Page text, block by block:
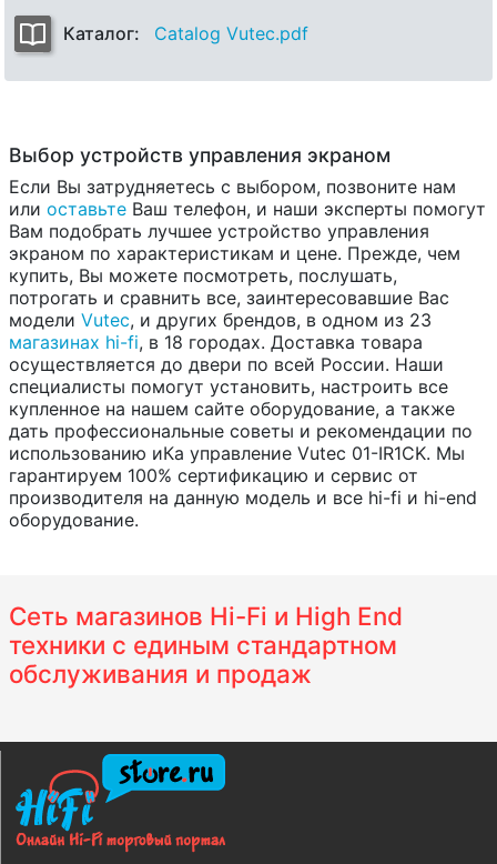
Каталог: Catalog Vutec.pdf
Выбор устройств управления экраном
Если Вы затрудняетесь с выбором, позвоните нам
или оставьте Ваш телефон, и наши эксперты помогут
Вам подобрать лучшее устройство управления
экраном по характеристикам и цене. Прежде, чем
купить, Вы можете посмотреть, послушать,
потрогать и сравнить все, заинтересовавшие Вас
модели Vutec, и других брендов, в одном из 23
магазинах hi-fi, в 18 городах. Доставка товара
осуществляется до двери по всей России. Наши
специалисты помогут установить, настроить все
купленное на нашем сайте оборудование, а также
дать профессиональные советы и рекомендации по
использованию иКа управление Vutec 01-IR1CK. Мы
гарантируем 100% сертификацию и сервис от
производителя на данную модель и все hi-fi и hi-end
оборудование.
Сеть магазинов Hi-Fi и High End
техники с единым стандартном
обслуживания и продаж